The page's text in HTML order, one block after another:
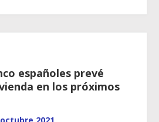
españoles prevé
en los próximos